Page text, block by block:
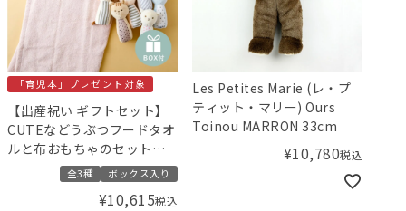
「育児本」プレゼント対象
【出産祝い ギフトセット】
CUTEなどうぶつフードタオ
ルと布おもちゃのセット
【ギフトボックス入り】／
Amingオリジナルセット
全3種 ボックス入り
¥10,615税込
Les Petites Marie (レ・プ
ティット・マリー) Ours
Toinou MARRON 33cm
¥10,780税込